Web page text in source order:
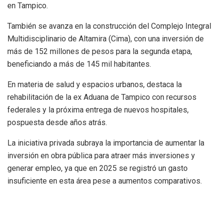
en Tampico.
También se avanza en la construcción del Complejo Integral
Multidisciplinario de Altamira (Cima), con una inversión de
más de 152 millones de pesos para la segunda etapa,
beneficiando a más de 145 mil habitantes.
En materia de salud y espacios urbanos, destaca la
rehabilitación de la ex Aduana de Tampico con recursos
federales y la próxima entrega de nuevos hospitales,
pospuesta desde años atrás.
La iniciativa privada subraya la importancia de aumentar la
inversión en obra pública para atraer más inversiones y
generar empleo, ya que en 2025 se registró un gasto
insuficiente en esta área pese a aumentos comparativos.